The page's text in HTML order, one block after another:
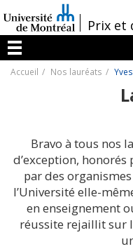
au
contenu
/Prix et
Menu
Accueil Nos lauréats
Bravo à tous nos
d’exception, honorés
par des
l’Université elle-
en enseignement
réussite rejaillit sur